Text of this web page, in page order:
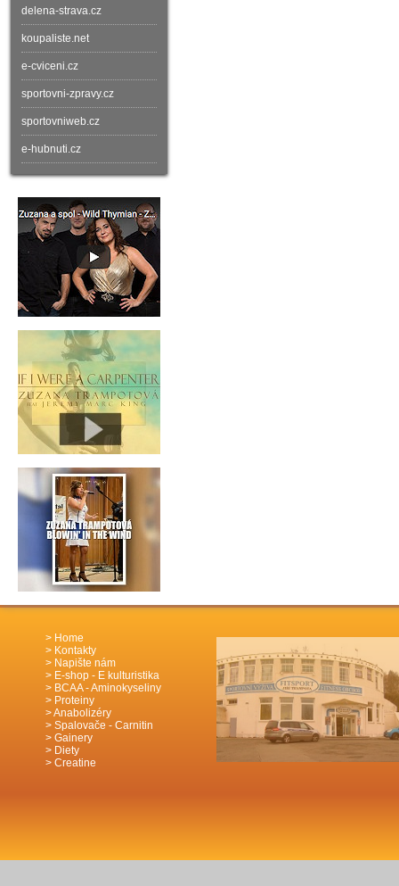
delena-strava.cz
koupaliste.net
e-cviceni.cz
sportovni-zpravy.cz
sportovniweb.cz
e-hubnuti.cz
Home
Kontakty
Napište nám
E-shop - E kulturistika
BCAA - Aminokyseliny
Proteiny
Anabolizéry
Spalovače - Carnitin
Gainery
Diety
Creatine